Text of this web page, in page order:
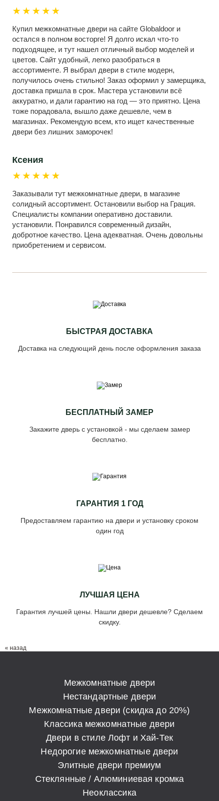
★★★★★
Купил межкомнатные двери на сайте Globaldoor и
остался в полном восторге! Я долго искал что-то
подходящее, и тут нашел отличный выбор моделей и
цветов. Сайт удобный, легко разобраться в
ассортименте. Я выбрал двери в стиле модерн,
получилось очень стильно! Заказ оформил у замерщика,
доставка пришла в срок. Мастера установили всё
аккуратно, и дали гарантию на год — это приятно. Цена
тоже порадовала, вышло даже дешевле, чем в
магазинах. Рекомендую всем, кто ищет качественные
двери без лишних заморочек!
Ксения
★★★★★
Заказывали тут межкомнатные двери, в магазине
солидный ассортимент. Остановили выбор на Грация.
Специалисты компании оперативно доставили.
установили. Понравился современный дизайн,
добротное качество. Цена адекватная. Очень довольны
приобретением и сервисом.
БЫСТРАЯ ДОСТАВКА
Доставка на следующий день после оформления заказа
БЕСПЛАТНЫЙ ЗАМЕР
Закажите дверь с установкой - мы сделаем замер
бесплатно.
ГАРАНТИЯ 1 ГОД
Предоставляем гарантию на двери и установку сроком
один год
ЛУЧШАЯ ЦЕНА
Гарантия лучшей цены. Нашли двери дешевле? Сделаем
скидку.
« назад
Межкомнатные двери
Нестандартные двери
Межкомнатные двери (скидка до 20%)
Классика межкомнатные двери
Двери в стиле Лофт и Хай-Тек
Недорогие межкомнатные двери
Элитные двери премиум
Стеклянные / Алюминиевая кромка
Неоклассика